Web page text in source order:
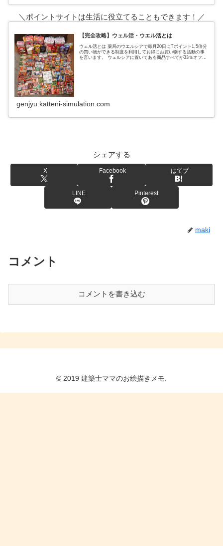
＼ポイントサイトは生活に役立てることもできます！／
【完全攻略】ウェル活・ウエル活とは
ウェル活とは 薬局のウエルシアで毎月20日にTポイント1.5倍分
の買い物ができる制度を利用してお得にお買い物する活動の事
を言います。 ウェルシアに置いてある商品すべてが33％オフに
genjyu.katteni-simulation.com
シェアする
X Facebook はてブ
LINE Pinterest
maki
コメント
コメントを書き込む
© 2019 建築士ママのお絵描きメモ.